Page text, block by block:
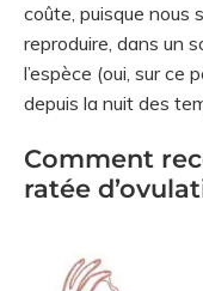
coûte, puisque nous
reproduire, dans un
l’espèce (oui, sur ce
depuis la nuit des
Comment
ratée